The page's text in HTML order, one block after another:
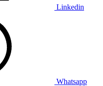
Linkedin
Whatsapp